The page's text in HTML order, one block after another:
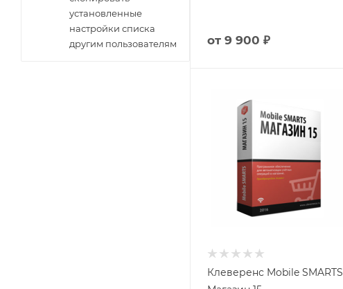
от 9 900 ₽
Клеверенс Mobile SMARTS
установленные
настройки списка
другим пользователям